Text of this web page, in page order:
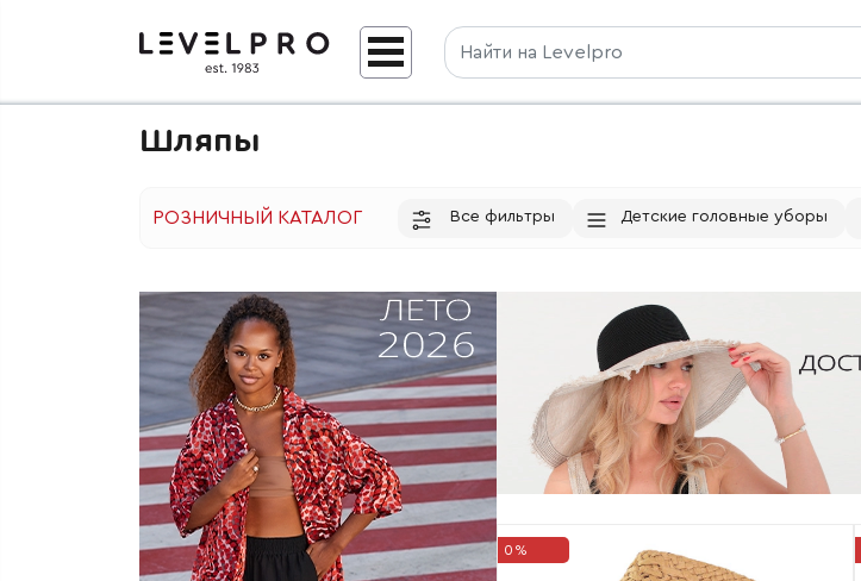
Шляпы
РОЗНИЧНЫЙ КАТАЛОГ Все фильтры Детские головные уборы
0%